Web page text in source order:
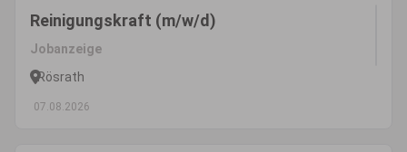
Reinigungskraft (m/w/d)
Jobanzeige
Rösrath
07.08.2026